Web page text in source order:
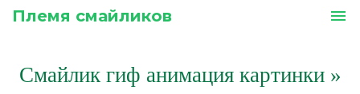
Племя смайликов menu
Смайлик гиф анимация картинки»